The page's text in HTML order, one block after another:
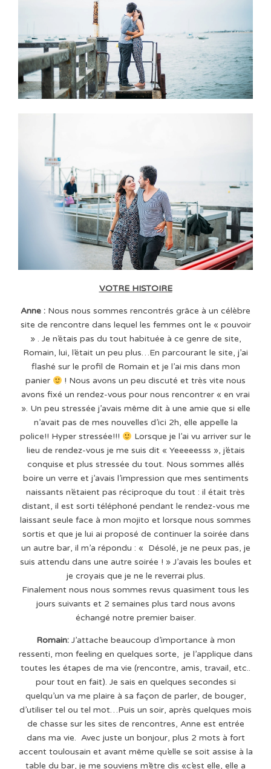
VOTRE HISTOIRE
Anne : Nous nous sommes rencontrés grâce à un célèbre
site de rencontre dans lequel les femmes ont le « pouvoir
» . Je n’étais pas du tout habituée à ce genre de site,
Romain, lui, l’était un peu plus…En parcourant le site, j’ai
flashé sur le profil de Romain et je l’ai mis dans mon
panier
! Nous avons un peu discuté et très vite nous
avons fixé un rendez-vous pour nous rencontrer « en vrai
». Un peu stressée j’avais même dit à une amie que si elle
n’avait pas de mes nouvelles d’ici 2h, elle appelle la
police!! Hyper stressée!!!
Lorsque je l’ai vu arriver sur le
lieu de rendez-vous je me suis dit « Yeeeeesss », j’étais
conquise et plus stressée du tout. Nous sommes allés
boire un verre et j’avais l’impression que mes sentiments
naissants n’étaient pas réciproque du tout : il était très
distant, il est sorti téléphoné pendant le rendez-vous me
laissant seule face à mon mojito et lorsque nous sommes
sortis et que je lui ai proposé de continuer la soirée dans
un autre bar, il m’a répondu : « Désolé, je ne peux pas, je
suis attendu dans une autre soirée ! » J’avais les boules et
je croyais que je ne le reverrai plus.
Finalement nous nous sommes revus quasiment tous les
jours suivants et 2 semaines plus tard nous avons
échangé notre premier baiser.
Romain: J’attache beaucoup d’importance à mon
ressenti, mon feeling en quelques sorte, je l’applique dans
toutes les étapes de ma vie (rencontre, amis, travail, etc..
pour tout en fait). Je sais en quelques secondes si
quelqu’un va me plaire à sa façon de parler, de bouger,
d’utiliser tel ou tel mot…Puis un soir, après quelques mois
de chasse sur les sites de rencontres, Anne est entrée
dans ma vie. Avec juste un bonjour, plus 2 mots à fort
accent toulousain et avant même qu’elle se soit assise à la
table du bar, je me souviens m’être dis «c’est elle, elle a